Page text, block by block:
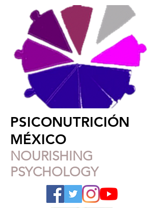
PSICONUTRICIÓN
MÉXICO
NOURISHING
PSYCHOLOGY